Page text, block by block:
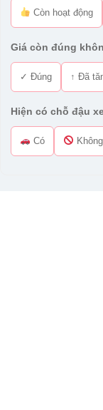
Còn hoạt động
Giá còn đúng
✓ Đúng ↑ Đã
Hiện có chỗ đậu
Có Không